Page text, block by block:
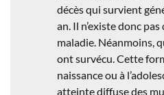
décès qui survient
an. Il n’existe donc
maladie. Néanmoins,
ont survécu. Cette
naissance ou à
atteinte diffuse des